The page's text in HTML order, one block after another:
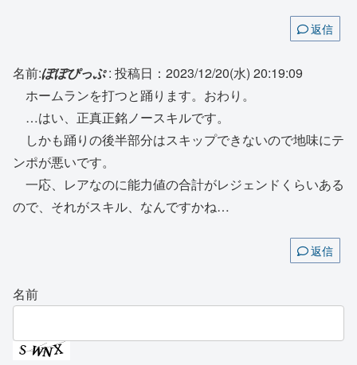
返信
名前:ぽぽぴっぷ: 投稿日：2023/12/20(水) 20:19:09
ホームランを打つと踊ります。おわり。
…はい、正真正銘ノースキルです。
しかも踊りの後半部分はスキップできないので地味にテ
ンポが悪いです。
一応、レアなのに能力値の合計がレジェンドくらいある
ので、それがスキル、なんですかね…
返信
名前